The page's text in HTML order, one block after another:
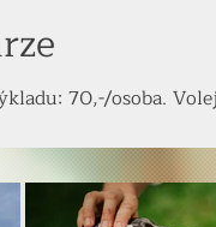
70,-/osoba.